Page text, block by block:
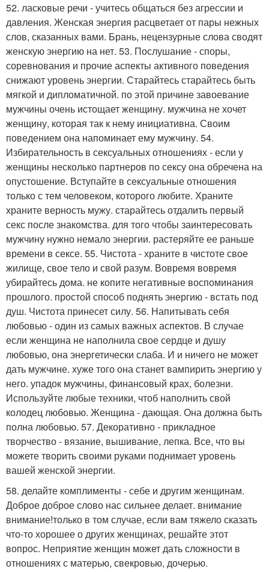
52. ласковые речи - учитесь общаться без агрессии и
давления. Женская энергия расцветает от пары нежных
слов, сказанных вами. Брань, нецензурные слова сводят
женскую энергию на нет. 53. Послушание - споры,
соревнования и прочие аспекты активного поведения
снижают уровень энергии. Старайтесь старайтесь быть
мягкой и дипломатичной. по этой причине завоевание
мужчины очень истощает женщину. мужчина не хочет
женщину, которая так к нему инициативна. Своим
поведением она напоминает ему мужчину. 54.
Избирательность в сексуальных отношениях - если у
женщины несколько партнеров по сексу она обречена на
опустошение. Вступайте в сексуальные отношения
только с тем человеком, которого любите. Храните
храните верность мужу. старайтесь отдалить первый
секс после знакомства. для того чтобы заинтересовать
мужчину нужно немало энергии. растеряйте ее раньше
времени в сексе. 55. Чистота - храните в чистоте свое
жилище, свое тело и свой разум. Вовремя вовремя
убирайтесь дома. не копите негативные воспоминания
прошлого. простой способ поднять энергию - встать под
душ. Чистота принесет силу. 56. Напитывать себя
любовью - один из самых важных аспектов. В случае
если женщина не наполнила свое сердце и душу
любовью, она энергетически слаба. И и ничего не может
дать мужчине. хуже того она станет вампирить энергию у
него. упадок мужчины, финансовый крах, болезни.
Используйте любые техники, чтоб наполнить свой
колодец любовью. Женщина - дающая. Она должна быть
полна любовью. 57. Декоративно - прикладное
творчество - вязание, вышивание, лепка. Все, что вы
можете творить своими руками поднимает уровень
вашей женской энергии.
58. делайте комплименты - себе и другим женщинам.
Доброе доброе слово нас сильнее делает. внимание
внимание!только в том случае, если вам тяжело сказать
что-то хорошее о других женщинах, решайте этот
вопрос. Неприятие женщин может дать сложности в
отношениях с матерью, свекровью, дочерью.